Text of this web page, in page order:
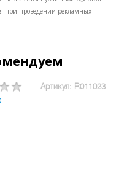
при проведении рекламных
Артикул: R011023
ЛИТРОВ